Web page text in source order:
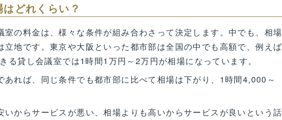
どれくらい？
室の料金は、様々な条件が組み合わさって決定します。中でも、相場
立地です。東京や大阪といった都市部は全国の中でも高額で、例えば
る貸し会議室では1時間1万円～2万円が相場になっています。
あれば、同じ条件でも都市部に比べて相場は下がり、1時間4,000～
いからサービスが悪い、相場よりも高いからサービスが良いという話